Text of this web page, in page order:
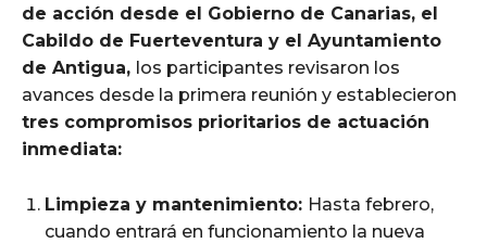
de acción desde el Gobierno de Canarias, el
Cabildo de Fuerteventura y el Ayuntamiento
de Antigua, los participantes revisaron los
avances desde la primera reunión y establecieron
tres compromisos prioritarios de actuación
inmediata:
Limpieza y mantenimiento: Hasta febrero,
cuando entrará en funcionamiento la nueva